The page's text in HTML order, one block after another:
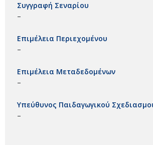
Συγγραφή Σεναρίου
–
Επιμέλεια Περιεχομένου
–
Επιμέλεια Μεταδεδομένων
–
Υπεύθυνος Παιδαγωγικού
–